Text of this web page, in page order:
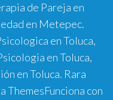
de Pareja en
en Metepec.
en Toluca,
en Toluca,
en Toluca. Rara
ThemesFunciona con